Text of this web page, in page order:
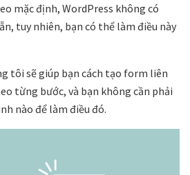
mặc định, WordPress không có
tuy nhiên, bạn có thể làm điều này
tôi sẽ giúp bạn cách tạo form liên
từng bước, và bạn không cần phải
nào để làm điều đó.